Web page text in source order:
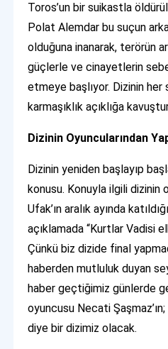
Toros’un bir suikastla
Polat Alemdar bu suçun
olduğuna inanarak, terörün
güçlerle ve cinayetlerin
etmeye başlıyor. Dizinin her
karmaşıklık açıklığa
Dizinin Oyuncularından
Dizinin yeniden başlayıp
konusu. Konuyla ilgili dizinin
Ufak’ın aralık ayında
açıklamada “Kurtlar Vadisi
Çünkü biz dizide final
haberden mutluluk duyan
haber geçtiğimiz günlerde
oyuncusu Necati
diye bir dizimiz olacak.